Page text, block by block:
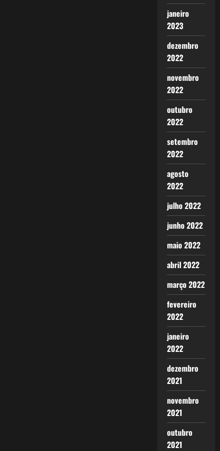
janeiro
2023
dezembro
2022
novembro
2022
outubro
2022
setembro
2022
agosto
2022
julho 2022
junho 2022
maio 2022
abril 2022
março 2022
fevereiro
2022
janeiro
2022
dezembro
2021
novembro
2021
outubro
2021